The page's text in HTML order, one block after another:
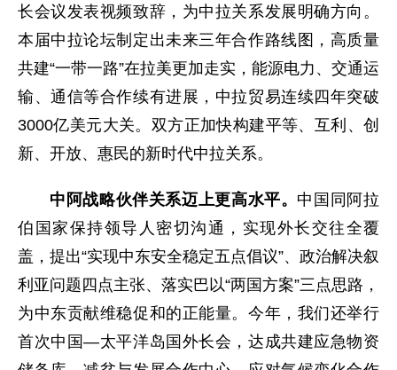
长会议发表视频致辞，为中拉关系发展明确方向。
本届中拉论坛制定出未来三年合作路线图，高质量
共建“一带一路”在拉美更加走实，能源电力、交通运
输、通信等合作续有进展，中拉贸易连续四年突破
3000亿美元大关。双方正加快构建平等、互利、创
新、开放、惠民的新时代中拉关系。
中阿战略伙伴关系迈上更高水平。 中国同阿拉
伯国家保持领导人密切沟通，实现外长交往全覆
盖，提出“实现中东安全稳定五点倡议”、政治解决叙
利亚问题四点主张、落实巴以“两国方案”三点思路，
为中东贡献维稳促和的正能量。今年，我们还举行
首次中国—太平洋岛国外长会，达成共建应急物资